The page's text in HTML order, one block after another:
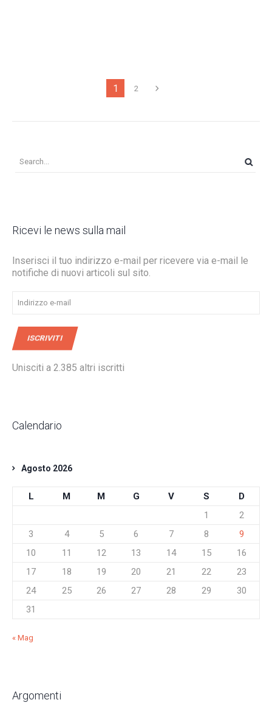
1 2
Ricevi le news sulla mail
Inserisci il tuo indirizzo e-mail per ricevere via e-mail le
notifiche di nuovi articoli sul sito.
Indirizzo
e-
ISCRIVITI
Unisciti a 2.385 altri iscritti
Calendario
Agosto 2026
L M M G V S
D
1
2
3
4 5 6 7 8
9
10
11 12 13 14 15
16
17
18 19 20 21 22
23
24
25 26 27 28 29
30
31
« Mag
Argomenti